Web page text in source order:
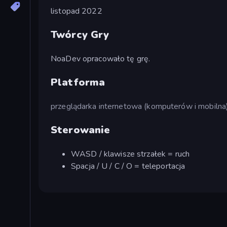
listopad 2022
Twórcy Gry
NoaDev opracowało tę grę.
Platforma
przeglądarka internetowa (komputerów i
Sterowanie
WASD / klawisze strzałek = ruch
Spacja / U / C / O = teleportacja